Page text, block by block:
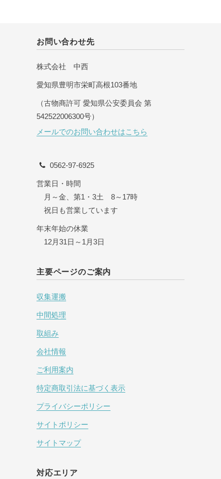
お問い合わせ先
株式会社 中西
愛知県豊明市栄町高根103番地
（古物商許可 愛知県公安委員会 第
542522006300号）
メールでのお問い合わせはこちら
0562-97-6925
営業日・時間
月～金、第1・3土 8～17時
祝日も営業しています
年末年始の休業
12月31日～1月3日
主要ページのご案内
収集運搬
中間処理
取組み
会社情報
ご利用案内
特定商取引法に基づく表示
プライバシーポリシー
サイトポリシー
サイトマップ
対応エリア